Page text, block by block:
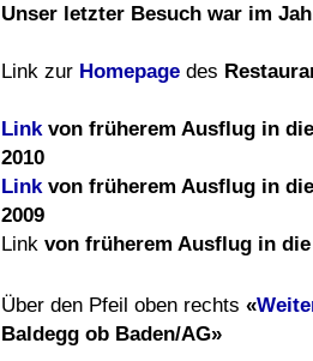
Unser letzter Besuch war im
Link zur Homepage des
Link von früherem Ausflug in
2010
Link von früherem Ausflug in
2009
Link von früherem Ausflug in
Über den Pfeil oben rechts «
Baldegg ob Baden/AG»